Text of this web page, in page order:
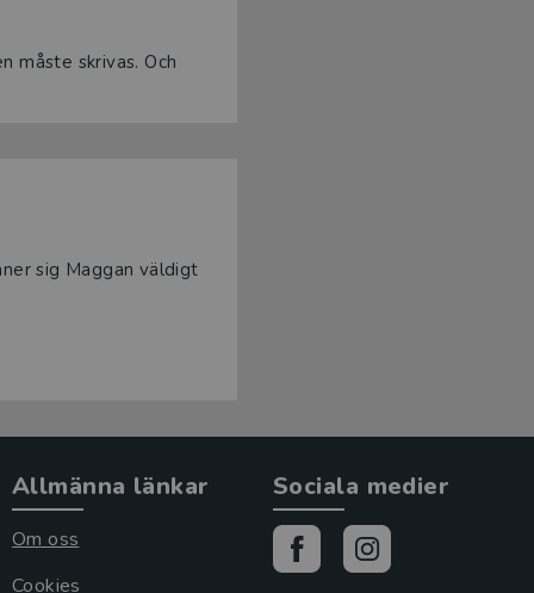
måste skrivas. Och
sig Maggan väldigt
Allmänna länkar
Om oss
Cookies
Sociala medier